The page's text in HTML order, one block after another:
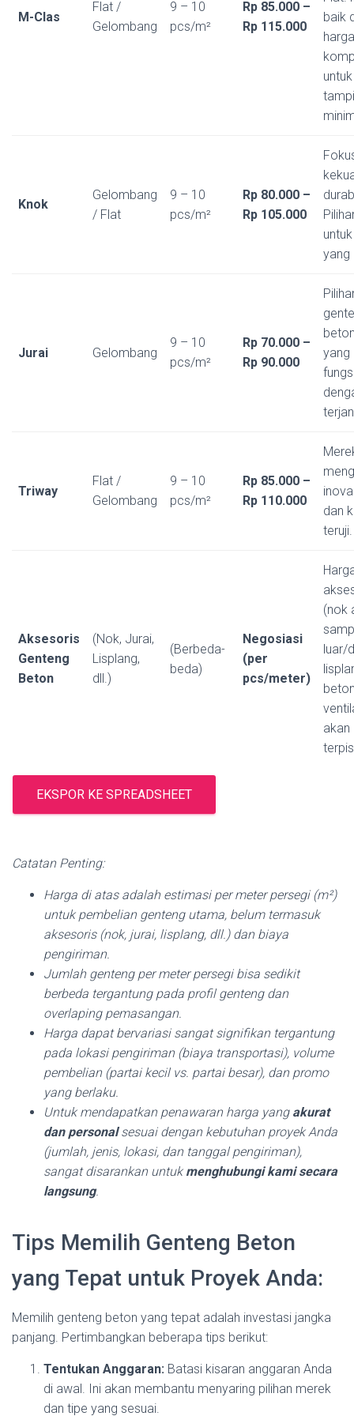
M-Clas
Flat /
Gelombang
9 – 10
pcs/m²
Rp 85.000 –
Rp 115.000
baik
harga
untuk
Knok
Gelombang
/ Flat
9 – 10
pcs/m²
Rp 80.000 –
Rp 105.000
yang
Jurai Gelombang
9 – 10
pcs/m²
Rp 70.000 –
Rp 90.000
yang
Triway
Flat /
Gelombang
9 – 10
pcs/m²
Rp 85.000 –
Rp 110.000
dan
teruji.
Aksesoris
Genteng
Beton
(Nok, Jurai,
Lisplang,
dll.)
(Berbeda-
beda)
Negosiasi
(per
pcs/meter)
(nok
luar/
akan
EKSPOR KE SPREADSHEET
Catatan Penting:
Harga di atas adalah estimasi per meter persegi (m²)
untuk pembelian genteng utama, belum termasuk
aksesoris (nok, jurai, lisplang, dll.) dan biaya
pengiriman.
Jumlah genteng per meter persegi bisa sedikit
berbeda tergantung pada profil genteng dan
overlaping pemasangan.
Harga dapat bervariasi sangat signifikan tergantung
pada lokasi pengiriman (biaya transportasi), volume
pembelian (partai kecil vs. partai besar), dan promo
yang berlaku.
Untuk mendapatkan penawaran harga yang akurat
dan personalsesuai dengan kebutuhan proyek Anda
(jumlah, jenis, lokasi, dan tanggal pengiriman),
sangat disarankan untukmenghubungi kami secara
langsung.
Tips Memilih Genteng Beton
yang Tepat untuk Proyek Anda:
Memilih genteng beton yang tepat adalah investasi jangka
panjang. Pertimbangkan beberapa tips berikut:
Tentukan Anggaran: Batasi kisaran anggaran Anda
di awal. Ini akan membantu menyaring pilihan merek
dan tipe yang sesuai.